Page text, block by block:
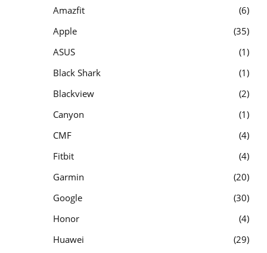
Amazfit
6
Apple
35
ASUS
1
Black Shark
1
Blackview
2
Canyon
1
CMF
4
Fitbit
4
Garmin
20
Google
30
Honor
4
Huawei
29